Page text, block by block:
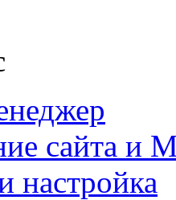
сайта и
настройка